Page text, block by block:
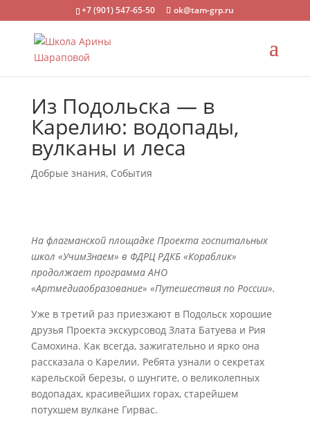
+7 (901) 547-65-50 ok@tam-grp.ru
Из Подольска — в
Карелию: водопады,
вулканы и леса
Добрые знания, События
На флагманской площадке Проекта госпитальных
школ «УчимЗнаем» в ФДРЦ РДКБ «Кораблик»
продолжает программа АНО
«Артмедиаобразование» «Путешествия по России».
Уже в третий раз приезжают в Подольск хорошие
друзья Проекта экскурсовод Злата Батуева и Рия
Самохина. Как всегда, зажигательно и ярко она
рассказала о Карелии. Ребята узнали о секретах
карельской березы, о шунгите, о великолепных
водопадах, красивейших горах, старейшем
потухшем вулкане Гирвас.